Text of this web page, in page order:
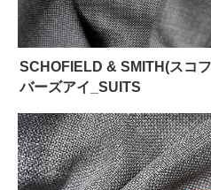
SCHOFIELD & SMITH(スコ
バーズアイ_SUITS